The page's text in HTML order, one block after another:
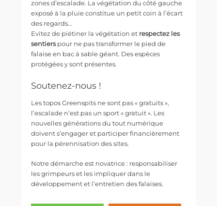
zones d’escalade. La végétation du côté gauche
exposé à la pluie constitue un petit coin à l’écart
des regards…
Evitez de piétiner la végétation et respectez les
sentierspour ne pas transformer le pied de
falaise en bac à sable géant. Des espèces
protégées y sont présentes.
Soutenez-nous !
Les topos Greenspits ne sont pas « gratuits »,
l’escalade n’est pas un sport « gratuit ». Les
nouvelles générations du tout numérique
doivent s’engager et participer financièrement
pour la pérennisation des sites.
Notre démarche est novatrice : responsabiliser
les grimpeurs et les impliquer dans le
développement et l’entretien des falaises.